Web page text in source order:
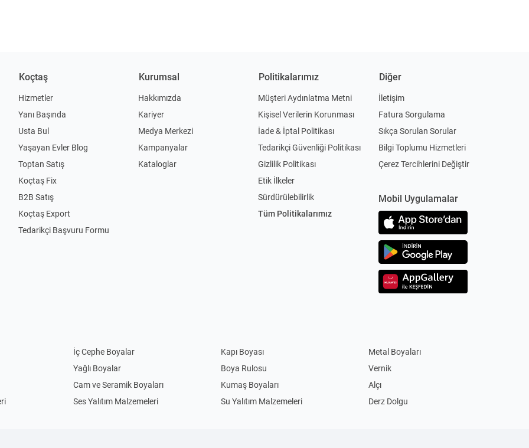
Koçtaş
Hizmetler
Yanı Başında
Usta Bul
Yaşayan Evler Blog
Toptan Satış
Koçtaş Fix
B2B Satış
Koçtaş Export
Tedarikçi Başvuru Formu
Kurumsal
Hakkımızda
Kariyer
Medya Merkezi
Kampanyalar
Kataloglar
Politikalarımız
Müşteri Aydınlatma Metni
Kişisel Verilerin Korunması
İade & İptal Politikası
Tedarikçi Güvenliği Politikası
Gizlilik Politikası
Etik İlkeler
Sürdürülebilirlik
Tüm Politikalarımız
Diğer
İletişim
Fatura Sorgulama
Sıkça Sorulan Sorular
Bilgi Toplumu Hizmetleri
Çerez Tercihlerini Değiştir
Mobil Uygulamalar
İç Cephe Boyalar Kapı Boyası
Metal Boyaları
Yağlı Boyalar Boya Rulosu
Vernik
Cam ve Seramik Boyaları Kumaş Boyaları
Alçı
Ses Yalıtım Malzemeleri Su Yalıtım Malzemeleri
Derz Dolgu